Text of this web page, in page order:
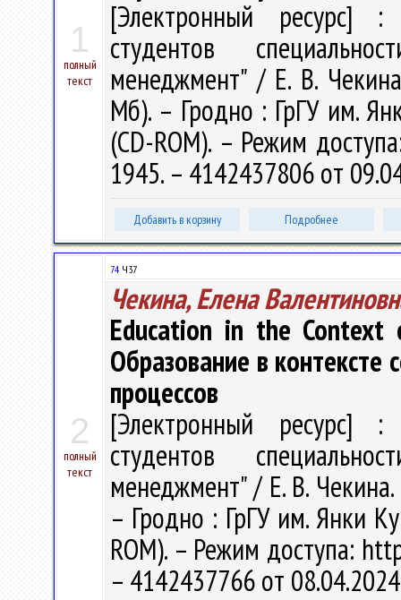
1
полный
текст
[Электронный ресурс] :
студентов
менеджмент" / Е. В.
Мб). – Гродно : ГрГУ им.
(CD-ROM). – Режим
1945. – 4142437806 от
Добавить в корзину Подробнее
2
полный
текст
74 Ч37
Чекина, Елена
Education in the Context
Образование в контексте
процессов
[Электронный ресурс] :
студентов
менеджмент" / Е. В.
– Гродно : ГрГУ им. Янки
ROM). – Режим доступа:
– 4142437766 от